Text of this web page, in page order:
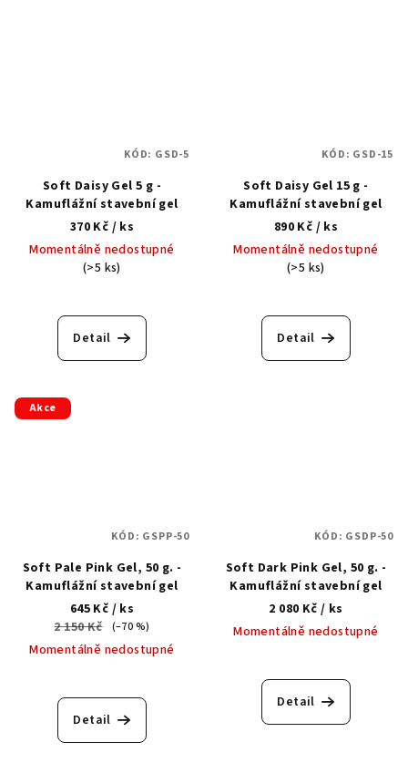
Soft Daisy Gel 5 g -
Kamuflážní stavební gel
370 Kč / ks
Momentálně nedostupné
(>5 ks)
Detail
KÓD: GSD-5
Soft Daisy Gel 15 g -
Kamuflážní stavební gel
890 Kč / ks
Momentálně nedostupné
(>5 ks)
Detail
KÓD: GSD-15
Akce
Soft Pale Pink Gel, 50 g. -
Kamuflážní stavební gel
645 Kč / ks
2 150 Kč
(–70 %)
Momentálně nedostupné
Detail
KÓD: GSPP-50
Soft Dark Pink Gel, 50 g. -
Kamuflážní stavební gel
2 080 Kč / ks
Momentálně nedostupné
Detail
KÓD: GSDP-50